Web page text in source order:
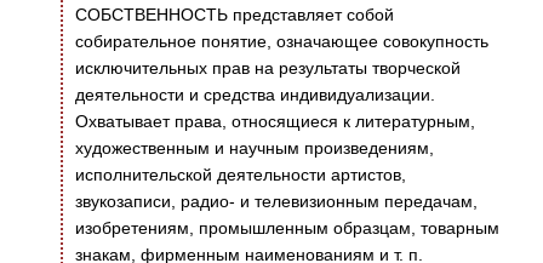
СОБСТВЕННОСТЬ представляет собой
собирательное понятие, означающее совокупность
исключительных прав на результаты творческой
деятельности и средства индивидуализации.
Охватывает права, относящиеся к литературным,
художественным и научным произведениям,
исполнительской деятельности артистов,
звукозаписи, радио- и телевизионным передачам,
изобретениям, промышленным образцам, товарным
знакам, фирменным наименованиям и т. п.